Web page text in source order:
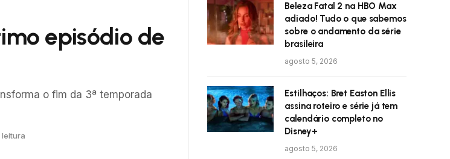
episódio de
o fim da 3ª temporada
leitura
Beleza Fatal 2 na HBO Max
adiado! Tudo o que sabemos
sobre o andamento da série
brasileira
agosto 5, 2026
Estilhaços: Bret Easton Ellis
assina roteiro e série já tem
calendário completo no
Disney+
agosto 5, 2026